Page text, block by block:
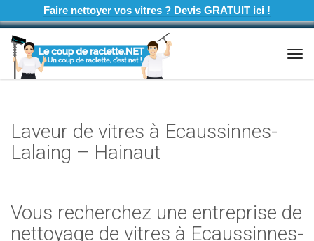
Faire nettoyer vos vitres ? Devis GRATUIT ici !
Laveur de vitres à Ecaussinnes-
Lalaing – Hainaut
Vous recherchez une entreprise de
nettoyage de vitres à Ecaussinnes-